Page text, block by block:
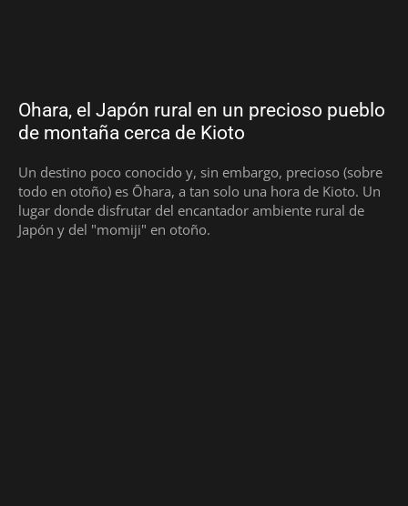
Ohara, el Japón rural en un precioso pueblo
de montaña cerca de Kioto
Un destino poco conocido y, sin embargo, precioso (sobre
todo en otoño) es Ōhara, a tan solo una hora de Kioto. Un
lugar donde disfrutar del encantador ambiente rural de
Japón y del "momiji" en otoño.